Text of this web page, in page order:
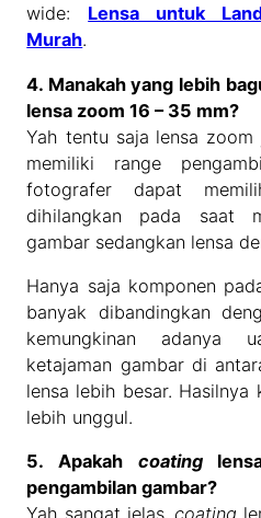
wide: Lensa untuk
Murah.
4. Manakah yang lebih
lensa zoom 16 – 35 mm?
Yah tentu saja lensa
memiliki range
fotografer dapat
dihilangkan pada saat
gambar sedangkan lensa
Hanya saja komponen
banyak dibandingkan
kemungkinan adanya
ketajaman gambar di
lensa lebih besar. Hasilnya
lebih unggul.
5. Apakah coatinglensa
pengambilan gambar?